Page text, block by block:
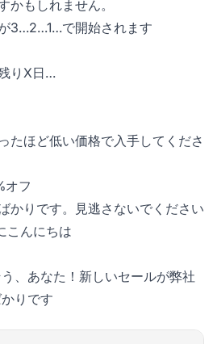
かもしれません。
3…2…1…で開始されます
りX日…
たほど低い価格で入手してくださ
オフ
かりです。見逃さないでください
こんにちは
、あなた！新しいセールが弊社
りです